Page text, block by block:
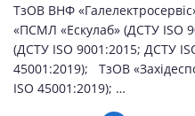
ТзОВ ВНФ
«ПСМЛ «Ескулаб» (ДСТУ ISO
(ДСТУ ISO 9001:2015; ДСТУ
45001:2019); ТзОВ
ISO 45001:2019); …